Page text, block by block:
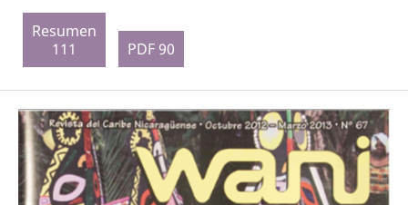
Resumen
111
PDF 90